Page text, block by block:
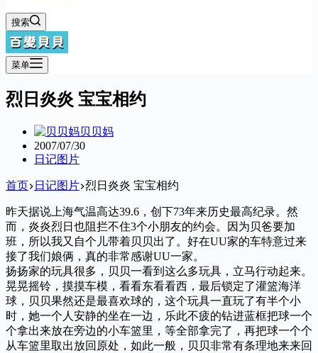
搜索
菜单
烈日炎炎 宝宝相约
贝贝妈
2007/07/30
日记图片
首页 日记图片 烈日炎炎 宝宝相约
昨天据说上海气温高达39.6，创下73年来历史最高纪录。然
而，炎炎烈日也阻拦不住3个小朋友的约会。因为贝爸要加
班，所以我又自个儿带着贝贝出了。好在UU家的车特意过来
接了我们娘俩，真的非常感谢UU一家。
扬扬家的玩具很多，贝贝一看到这么多玩具，立马行动起来。
晃晃摇铃，摸摸车模，看看东看看西，最后锁定了灌篮海洋
球，贝贝果然还是最喜欢球的，这个玩具一直玩了有半个小
时，她一个人安静的坐在一边，乐此不疲的钻进蓝框把球一个
个拿出来放在旁边的小车篮里，等全部拿完了，再把球一个个
从车篮里取出放回原处，如此一般，贝贝非常有条理地来来回